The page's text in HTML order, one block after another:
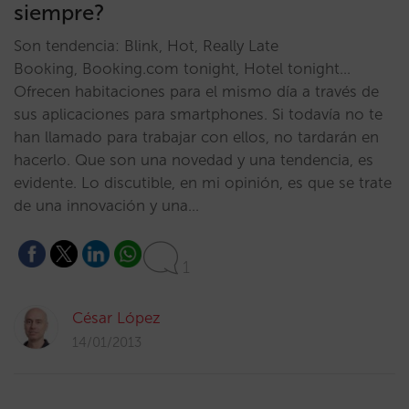
siempre?
Son tendencia: Blink, Hot, Really Late
Booking, Booking.com tonight, Hotel tonight…
Ofrecen habitaciones para el mismo día a través de
sus aplicaciones para smartphones. Si todavía no te
han llamado para trabajar con ellos, no tardarán en
hacerlo. Que son una novedad y una tendencia, es
evidente. Lo discutible, en mi opinión, es que se trate
de una innovación y una…
1
César López
14/01/2013